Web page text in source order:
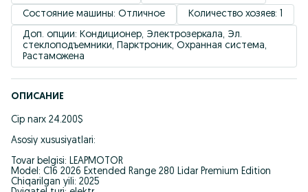
Состояние машины: Отличное
Количество хозяев: 1
Доп. опции: Кондиционер, Электрозеркала, Эл.
стеклоподъемники, Парктроник, Охранная система,
Растаможена
ОПИСАНИЕ
Cip narx 24.200$
Asosiy xususiyatlari:
Tovar belgisi: LEAPMOTOR
Model: C16 2026 Extended Range 280 Lidar Premium Edition
Chiqarilgan yili: 2025